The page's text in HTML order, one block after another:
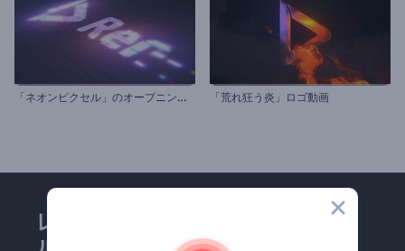
「
ネオンピクセル」のオープニング動画 「荒れ狂う炎」ロゴ動画
レンダーフォレストのメー